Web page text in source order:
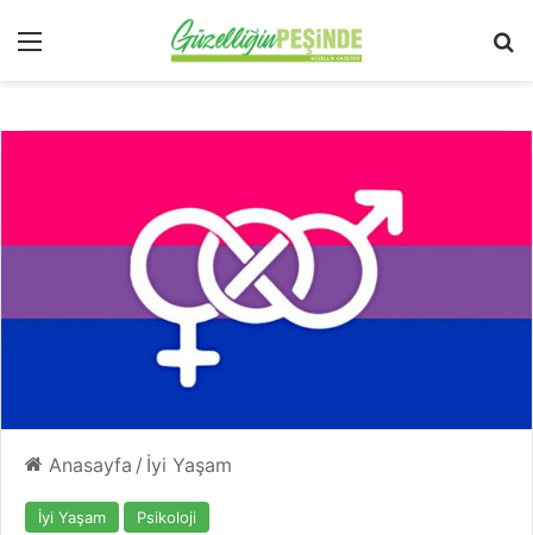
Menü
Anasayfa / İyi Yaşam
İyi Yaşam Psikoloji